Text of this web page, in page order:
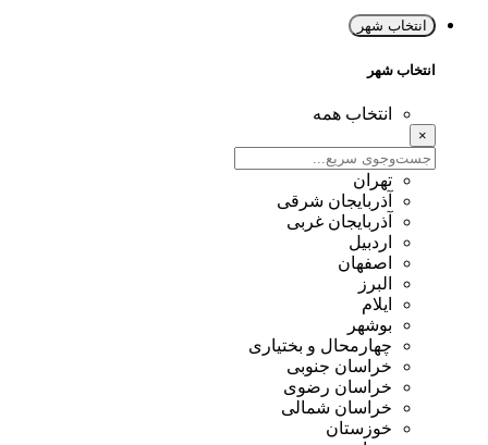
انتخاب شهر
انتخاب شهر
انتخاب همه
×
تهران
آذربایجان شرقی
آذربایجان غربی
اردبیل
اصفهان
البرز
ایلام
بوشهر
چهارمحال و بختیاری
خراسان جنوبی
خراسان رضوی
خراسان شمالی
خوزستان